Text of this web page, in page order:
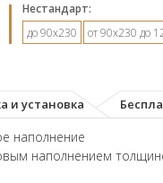
Hестандарт:
до 90х230
от 90х230 до
и установка
наполнение
наполнением